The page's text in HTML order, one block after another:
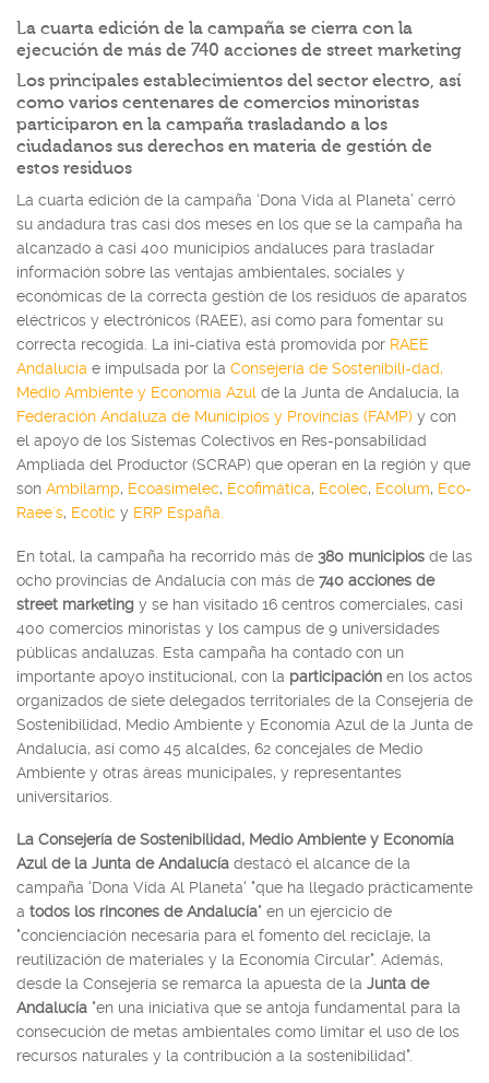
La cuarta edición de la campaña se cierra con la
ejecución de más de 740 acciones de street marketing
Los principales establecimientos del sector electro, así
como varios centenares de comercios minoristas
participaron en la campaña trasladando a los
ciudadanos sus derechos en materia de gestión de
estos residuos
La cuarta edición de la campaña ‘Dona Vida al Planeta’ cerró
su andadura tras casi dos meses en los que se la campaña ha
alcanzado a casi 400 municipios andaluces para trasladar
información sobre las ventajas ambientales, sociales y
económicas de la correcta gestión de los residuos de aparatos
eléctricos y electrónicos (RAEE), así como para fomentar su
correcta recogida. La ini-ciativa está promovida por RAEE
Andalucía e impulsada por la Consejería de Sostenibili-dad,
Medio Ambiente y Economía Azul de la Junta de Andalucía, la
Federación Andaluza de Municipios y Provincias (FAMP) y con
el apoyo de los Sistemas Colectivos en Res-ponsabilidad
Ampliada del Productor (SCRAP) que operan en la región y que
son Ambilamp, Ecoasimelec, Ecofimática, Ecolec, Ecolum, Eco-
Raee´s, Ecotic y ERP España.
En total, la campaña ha recorrido más de 380 municipios de las
ocho provincias de Andalucía con más de 740 acciones de
street marketing y se han visitado 16 centros comerciales, casi
400 comercios minoristas y los campus de 9 universidades
públicas andaluzas. Esta campaña ha contado con un
importante apoyo institucional, con la participación en los actos
organizados de siete delegados territoriales de la Consejería de
Sostenibilidad, Medio Ambiente y Economía Azul de la Junta de
Andalucía, así como 45 alcaldes, 62 concejales de Medio
Ambiente y otras áreas municipales, y representantes
universitarios.
La Consejería de Sostenibilidad, Medio Ambiente y Economía
Azul de la Junta de Andalucía destacó el alcance de la
campaña 'Dona Vida Al Planeta' "que ha llegado prácticamente
a todos los rincones de Andalucía" en un ejercicio de
"concienciación necesaria para el fomento del reciclaje, la
reutilización de materiales y la Economía Circular". Además,
desde la Consejería se remarca la apuesta de la Junta de
Andalucía "en una iniciativa que se antoja fundamental para la
consecución de metas ambientales como limitar el uso de los
recursos naturales y la contribución a la sostenibilidad".